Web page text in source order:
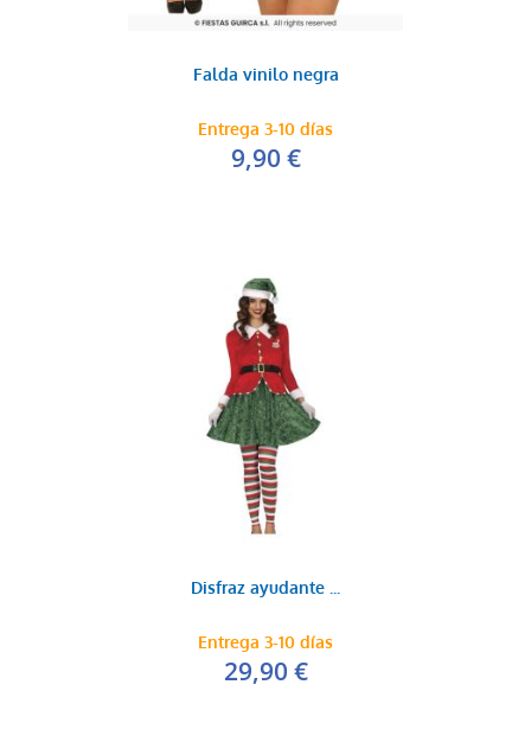
Falda vinilo negra
Entrega 3-10 días
9,90 €
Disfraz ayudante ...
Entrega 3-10 días
29,90 €